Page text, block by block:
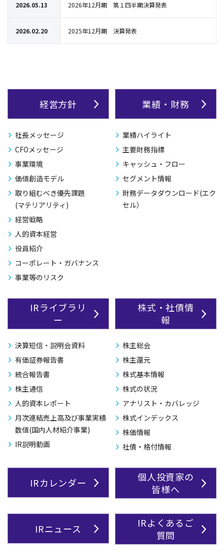
2026.05.13 2026年12月期 第１四半期決算発表
2026.02.20 2025年12月期 決算発表
経営方針
社長メッセージ
CFOメッセージ
事業環境
価値創造モデル
取り組むべき優先課題
(マテリアリティ)
経営戦略
人的資本経営
役員紹介
コーポレート・ガバナンス
事業等のリスク
業績・財務
業績ハイライト
主要財務指標
キャッシュ・フロー
セグメント情報
財務データダウンロード(エク
セル）
IRライブラリ
ー
決算短信・説明会資料
有価証券報告書
統合報告書
株主通信
人的資本レポート
月次連結売上高及び事業実績
数値(国内人材紹介事業)
IR説明動画
株式・社債情
報
株主総会
株主還元
株式基本情報
株式の状況
アナリスト・カバレッジ
株式インデックス
株価情報
社債・格付情報
IRカレンダー
個人投資家の
皆様へ
IRニュース
IRよくあるご
質問